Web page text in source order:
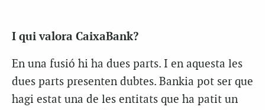
I qui valora CaixaBank?
En una fusió hi ha dues parts. I en aquesta les
dues parts presenten dubtes. Bankia pot ser que
hagi estat una de les entitats que ha patit un